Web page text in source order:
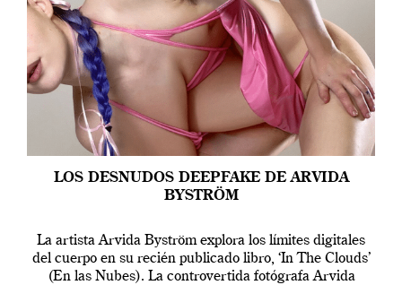
LOS DESNUDOS DEEPFAKE DE ARVIDA
BYSTRÖM
La artista Arvida Byström explora los límites digitales
del cuerpo en su recién publicado libro, ‘In The Clouds’
(En las Nubes). La controvertida fotógrafa Arvida